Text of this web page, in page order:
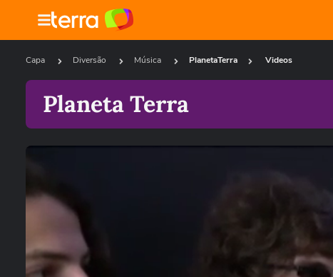
Capa Diversão Música PlanetaTerra Videos
Planeta Terra